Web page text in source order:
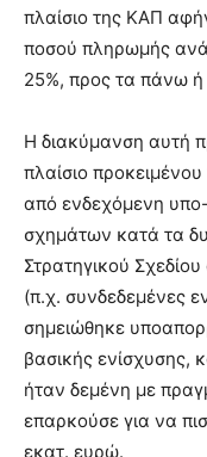
πλαίσιο της ΚΑΠ
ποσού πληρωµής ανά
25%, προς τα πάνω
Η διακύµανση αυτή
πλαίσιο
από ενδεχόµενη
σχηµάτων κατά τα
Στρατηγικού
(π.χ. συνδεδεµένες
σηµειώθηκε
βασικής ενίσχυσης,
ήταν δεµένη µε
επαρκούσε για να
εκατ. ευρώ.